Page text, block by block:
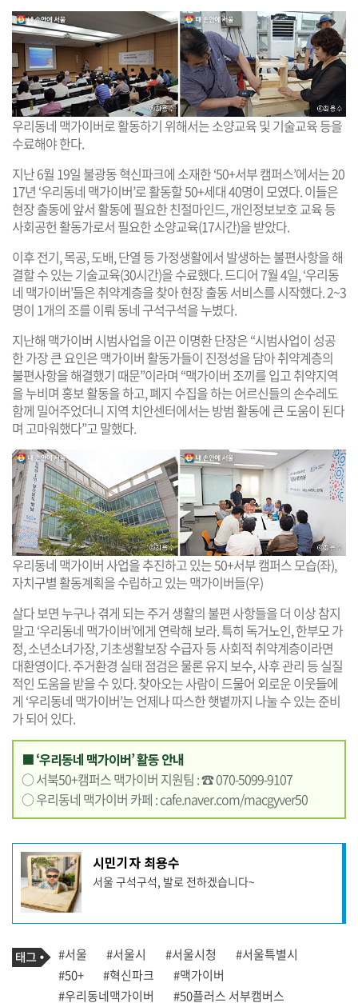
우리동네 맥가이버로 활동하기 위해서는 소양교육 및 기술교육 등을
수료해야 한다.
지난 6월 19일 불광동 혁신파크에 소재한 ‘50+서부 캠퍼스’에서는 20
17년 ‘우리동네 맥가이버’로 활동할 50+세대 40명이 모였다. 이들은
현장 출동에 앞서 활동에 필요한 친절마인드, 개인정보보호 교육 등
사회공헌 활동가로서 필요한 소양교육(17시간)을 받았다.
이후 전기, 목공, 도배, 단열 등 가정생활에서 발생하는 불편사항을 해
결할 수 있는 기술교육(30시간)을 수료했다. 드디어 7월 4일, ‘우리동
네 맥가이버’들은 취약계층을 찾아 현장 출동 서비스를 시작했다. 2~3
명이 1개의 조를 이뤄 동네 구석구석을 누볐다.
지난해 맥가이버 시범사업을 이끈 이명환 단장은 “시범사업이 성공
한 가장 큰 요인은 맥가이버 활동가들이 진정성을 담아 취약계층의
불편사항을 해결했기 때문”이라며 “맥가이버 조끼를 입고 취약지역
을 누비며 홍보 활동을 하고, 폐지 수집을 하는 어르신들의 손수레도
함께 밀어주었더니 지역 치안센터에서는 방범 활동에 큰 도움이 된다
며 고마워했다”고 말했다.
우리동네 맥가이버 사업을 추진하고 있는 50+서부 캠퍼스 모습(좌),
자치구별 활동계획을 수립하고 있는 맥가이버들(우)
살다 보면 누구나 겪게 되는 주거 생활의 불편 사항들을 더 이상 참지
말고 ‘우리동네 맥가이버’에게 연락해 보라. 특히 독거노인, 한부모 가
정, 소년소녀가장, 기초생활보장 수급자 등 사회적 취약계층이라면
대환영이다. 주거환경 실태 점검은 물론 유지 보수, 사후 관리 등 실질
적인 도움을 받을 수 있다. 찾아오는 사람이 드물어 외로운 이웃들에
게 ‘우리동네 맥가이버’는 언제나 따스한 햇볕까지 나눌 수 있는 준비
가 되어 있다.
■ ‘우리동네 맥가이버’ 활동 안내
○ 서북50+캠퍼스 맥가이버 지원팀 : ☎ 070-5099-9107
○ 우리동네 맥가이버 카페 :cafe.naver.com/macgyver50
기
사
작
성
자
프
필
시민기자 최용수
서울 구석구석, 발로 전하겠습니다~
기
사
관
련
태
그
#서울 #서울시 #서울시청
#서울특별시
#50+
#혁신파크
#맥가이버
#우리동네맥가이버
#50플러스 서부캠버스